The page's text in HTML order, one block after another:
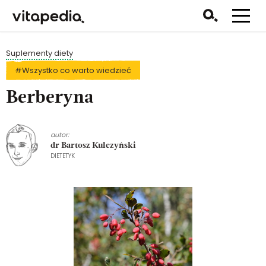
Suplementy diety
#Wszystko co warto wiedzieć
Berberyna
autor:
dr Bartosz Kulczyński
DIETETYK